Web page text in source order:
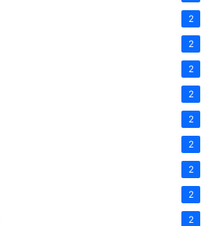
2
2
2
2
2
2
2
2
2